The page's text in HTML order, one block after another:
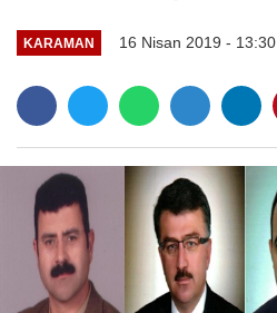
KARAMAN 16 Nisan 2019 - 13:30